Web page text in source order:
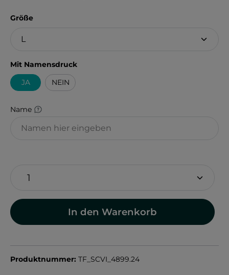
Größeauswählen
Mit Namensdruckauswählen
JA
NEIN
Name
In den Warenkorb
Produktnummer: TF_SCVI_4899.24